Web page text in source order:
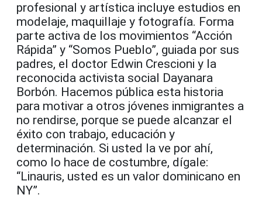
profesional y artística incluye estudios en
modelaje, maquillaje y fotografía. Forma
parte activa de los movimientos “Acción
Rápida” y “Somos Pueblo”, guiada por sus
padres, el doctor Edwin Crescioni y la
reconocida activista social Dayanara
Borbón. Hacemos pública esta historia
para motivar a otros jóvenes inmigrantes a
no rendirse, porque se puede alcanzar el
éxito con trabajo, educación y
determinación. Si usted la ve por ahí,
como lo hace de costumbre, dígale:
“Linauris, usted es un valor dominicano en
NY”.